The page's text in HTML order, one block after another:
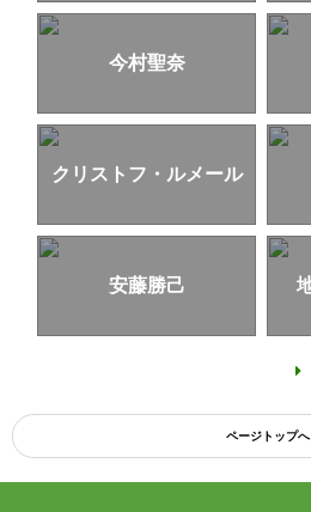
今村聖奈
クリストフ・ルメール
安藤勝己
ページトップへ